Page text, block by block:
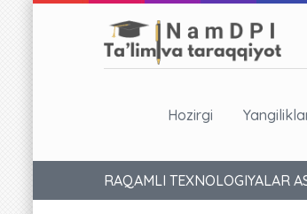
Hozirgi
RAQAMLI TEXNOLOGIYALAR